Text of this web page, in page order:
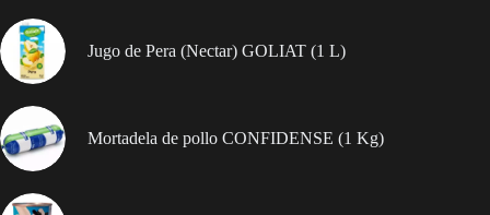
Jugo de Pera (Nectar) GOLIAT (1 L)
Mortadela de pollo CONFIDENSE (1 Kg)